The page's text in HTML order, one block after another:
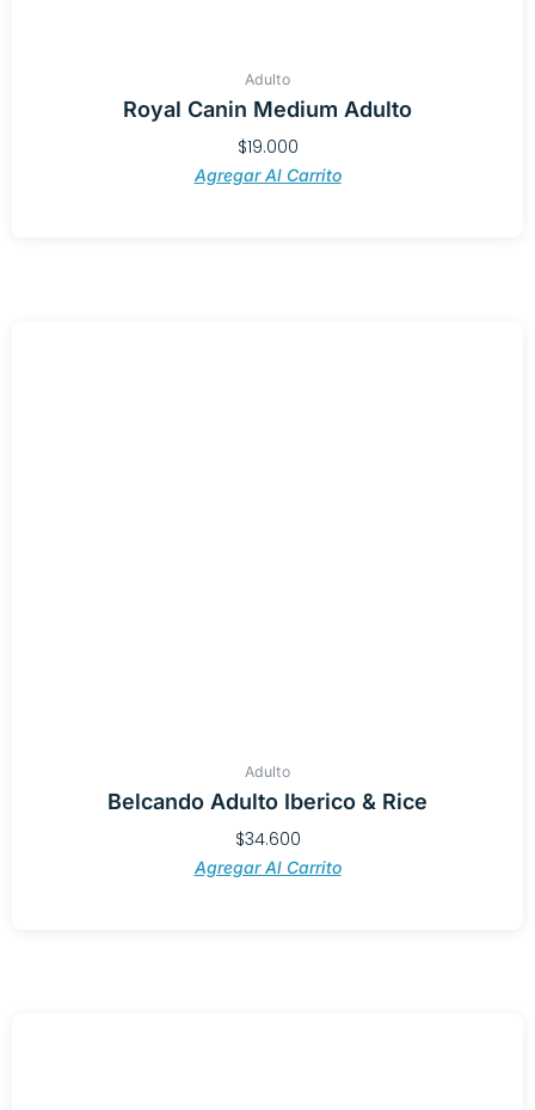
Adulto
Royal Canin Medium Adulto
$19.000
Agregar Al Carrito
Adulto
Belcando Adulto Iberico & Rice
$34.600
Agregar Al Carrito